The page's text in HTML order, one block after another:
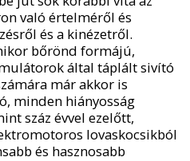
való értelméről és
és a kinézetről.
bőrönd formájú,
által táplált sivító
már akkor is
minden hiányosság
száz évvel ezelőtt,
lovaskocsikból
és hasznosabb